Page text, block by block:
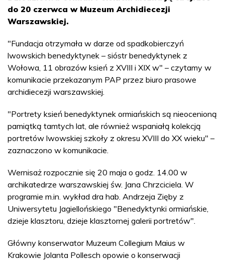
do 20 czerwca w Muzeum Archidiecezji
Warszawskiej.
"Fundacja otrzymała w darze od spadkobierczyń
lwowskich benedyktynek – sióstr benedyktynek z
Wołowa, 11 obrazów ksień z XVIII i XIX w" – czytamy w
komunikacie przekazanym PAP przez biuro prasowe
archidiecezji warszawskiej.
"Portrety ksień benedyktynek ormiańskich są nieocenioną
pamiątką tamtych lat, ale również wspaniałą kolekcją
portretów lwowskiej szkoły z okresu XVIII do XX wieku" –
zaznaczono w komunikacie.
Wernisaż rozpocznie się 20 maja o godz. 14.00 w
archikatedrze warszawskiej św. Jana Chrzciciela. W
programie m.in. wykład dra hab. Andrzeja Zięby z
Uniwersytetu Jagiellońskiego "Benedyktynki ormiańskie,
dzieje klasztoru, dzieje klasztornej galerii portretów".
Główny konserwator Muzeum Collegium Maius w
Krakowie Jolanta Pollesch opowie o konserwacji